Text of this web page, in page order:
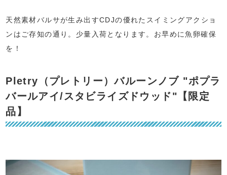
天然素材バルサが生み出すCDJの優れたスイミングアクショ
ンはご存知の通り。少量入荷となります。お早めに魚卵確保
を！
Pletry（プレトリー）バルーンノブ "ポプラ
バールアイ/スタビライズドウッド"【限定
品】